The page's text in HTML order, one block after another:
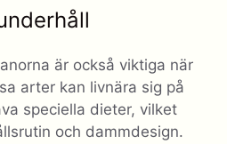
är också viktiga när
arter kan livnära sig på
speciella dieter, vilket
och dammdesign.